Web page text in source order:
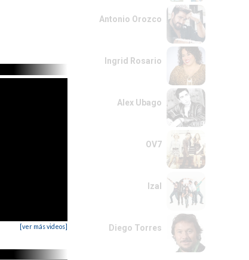
[ver más videos]
Antonio Orozco
Ingrid Rosario
Alex Ubago
OV7
Izal
Diego Torres